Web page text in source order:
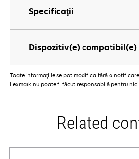
Specificaţii
Dispozitiv(e) compatibil(e)
Toate informaţiile se pot modifica fără o
Lexmark nu poate fi făcut responsabilă pentru
Related